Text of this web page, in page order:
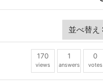
170
views
1
answers
0
votes